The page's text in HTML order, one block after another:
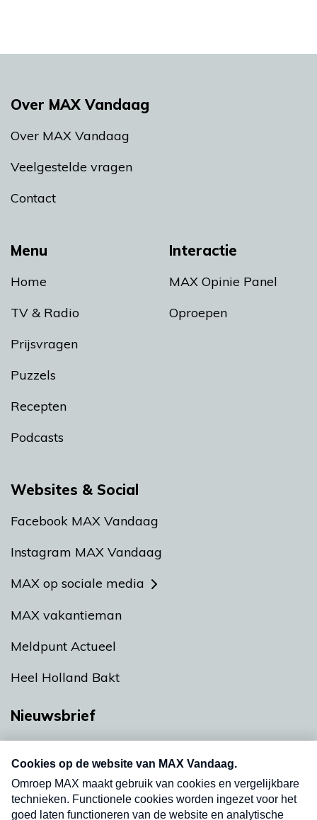
Menu
Home
TV & Radio
Prijsvragen
Puzzels
Recepten
Podcasts
Interactie
MAX Opinie Panel
Oproepen
Over MAX Vandaag
Over MAX Vandaag
Veelgestelde vragen
Contact
Websites & Social
Facebook MAX Vandaag
Instagram MAX Vandaag
MAX op sociale media
MAX vakantieman
Meldpunt Actueel
Heel Holland Bakt
Nieuwsbrief
nieuwsbrief. Elke vrijdag- en dinsdagochtend in
uw mailbox.
Verzend